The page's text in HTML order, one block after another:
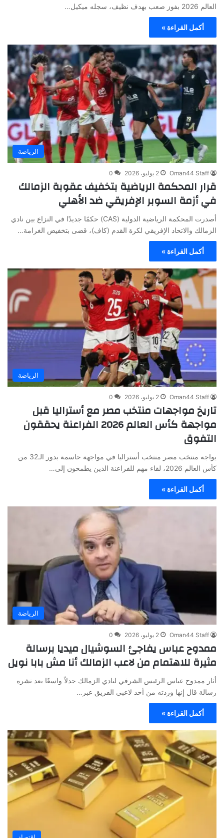
العالم 2026 بفوز صعب بهدف نظيف، سجله ميكيل…
أكمل القراءة »
الرياضة
Oman44 Staff 2 يوليو، 2026 0
قرار المحكمة الرياضية بتخفيف عقوبة الزمالك
في أزمة السوبر الإفريقي ضد الأهلي
أصدرت المحكمة الرياضية الدولية (CAS) حكمًا جديدًا في النزاع بين نادي
الزمالك والاتحاد الإفريقي لكرة القدم (كاف)، قضى بتخفيض الغرامة…
أكمل القراءة »
الرياضة
Oman44 Staff 2 يوليو، 2026 0
تاريخ مواجهات منتخب مصر مع أستراليا قبل
مواجهة كأس العالم 2026 الفراعنة يحققون
التفوق
يواجه منتخب مصر منتخب أستراليا في مواجهة حاسمة بدور الـ32 من
كأس العالم 2026، لقاء مهم للفراعنة الذين يطمحون إلى…
أكمل القراءة »
الرياضة
Oman44 Staff 2 يوليو، 2026 0
ممدوح عباس يفاجئ السوشيال ميديا برسالة
مثيرة للاهتمام من لاعب الزمالك أنا مش بابا نويل
أثار ممدوح عباس الرئيس الشرفي لنادي الزمالك جدلاً واسعًا بعد نشره
رسالة قال إنها وردته من أحد لاعبي الفريق عبر…
أكمل القراءة »